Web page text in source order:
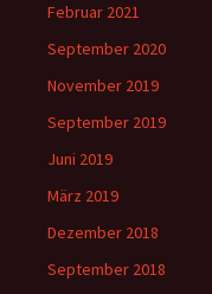
Februar 2021
September 2020
November 2019
September 2019
Juni 2019
März 2019
Dezember 2018
September 2018